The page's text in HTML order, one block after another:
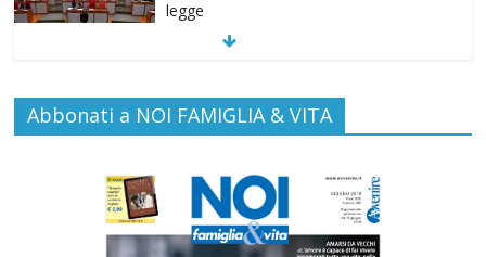
16 Luglio 2026
Carlo Casini, “giusto” perché testimone
della carità sociale
7 Agosto 2026 Commenti disabilitati
Paolo VI, un santo che canta la bellezza
della vita
Abbonati a NOI FAMIGLIA & VITA